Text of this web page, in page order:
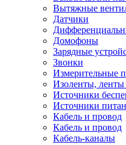
Вытяжные
Датчики
Домофоны
Зарядные
Звонки
Измерительные
Изоленты, ленты
Источники
Источники
Кабель и провод
Кабель и провод
Кабель-каналы